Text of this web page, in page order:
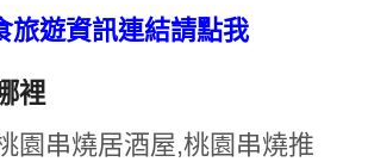
旅遊資訊連結請點我
裡